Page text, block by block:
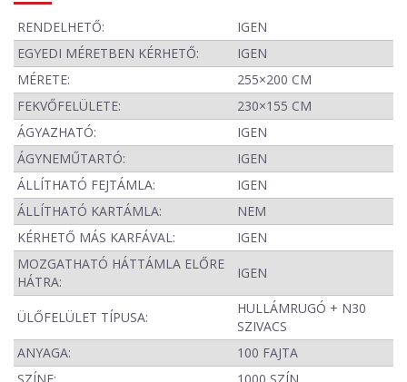
RENDELHETŐ:
IGEN
EGYEDI MÉRETBEN KÉRHETŐ:
IGEN
MÉRETE:
255×200 CM
FEKVŐFELÜLETE:
230×155 CM
ÁGYAZHATÓ:
IGEN
ÁGYNEMŰTARTÓ:
IGEN
ÁLLÍTHATÓ FEJTÁMLA:
IGEN
ÁLLÍTHATÓ KARTÁMLA:
NEM
KÉRHETŐ MÁS KARFÁVAL:
IGEN
MOZGATHATÓ HÁTTÁMLA ELŐRE
HÁTRA:
IGEN
ÜLŐFELÜLET TÍPUSA:
HULLÁMRUGÓ + N30
SZIVACS
ANYAGA:
100 FAJTA